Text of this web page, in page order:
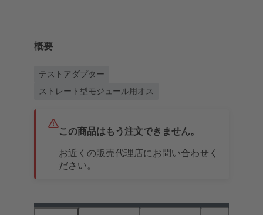
概要
テストアダプター
ストレート型モジュール用オス
この商品はもう注文できません。
お近くの販売代理店にお問い合わせく
ださい。